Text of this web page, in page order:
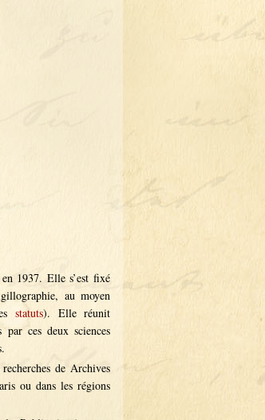
1937. Elle s’est fixé
au moyen
statuts). Elle réunit
ces deux sciences
de Archives
ou dans les régions